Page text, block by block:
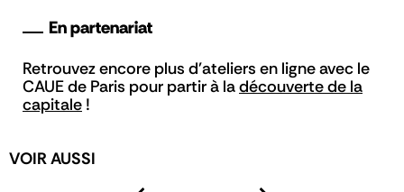
En partenariat
Retrouvez encore plus d'ateliers en ligne avec le
CAUE de Paris pour partir à ladécouverte de la
capitale !
VOIR AUSSI